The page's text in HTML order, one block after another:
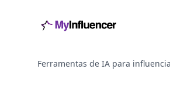
Ferramentas de IA para